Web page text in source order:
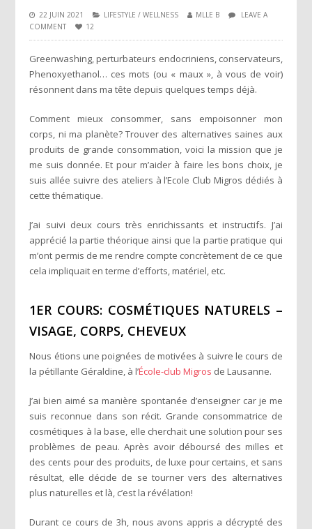
22 JUIN 2021 LIFESTYLE /WELLNESS MLLE B
LEAVE A
COMMENT
12
Greenwashing, perturbateurs endocriniens, conservateurs,
Phenoxyethanol… ces mots (ou « maux », à vous de voir)
résonnent dans ma tête depuis quelques temps déjà.
Comment mieux consommer, sans empoisonner mon
corps, ni ma planète? Trouver des alternatives saines aux
produits de grande consommation, voici la mission que je
me suis donnée. Et pour m’aider à faire les bons choix, je
suis allée suivre des ateliers à l’Ecole Club Migros dédiés à
cette thématique.
J’ai suivi deux cours très enrichissants et instructifs. J’ai
apprécié la partie théorique ainsi que la partie pratique qui
m’ont permis de me rendre compte concrètement de ce que
cela impliquait en terme d’efforts, matériel, etc.
1ER COURS: COSMÉTIQUES NATURELS –
VISAGE, CORPS, CHEVEUX
Nous étions une poignées de motivées à suivre le cours de
la pétillante Géraldine, à l’École-club Migros de Lausanne.
J’ai bien aimé sa manière spontanée d’enseigner car je me
suis reconnue dans son récit. Grande consommatrice de
cosmétiques à la base, elle cherchait une solution pour ses
problèmes de peau. Après avoir déboursé des milles et
des cents pour des produits, de luxe pour certains, et sans
résultat, elle décide de se tourner vers des alternatives
plus naturelles et là, c’est la révélation!
Durant ce cours de 3h, nous avons appris a décrypté des